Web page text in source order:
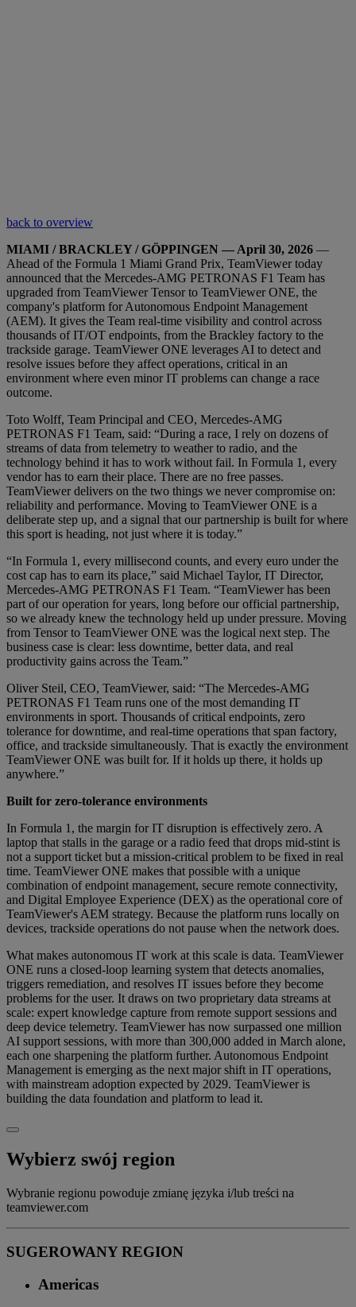
back to overview
MIAMI / BRACKLEY / GÖPPINGEN — April 30, 2026 —
Ahead of the Formula 1 Miami Grand Prix, TeamViewer today
announced that the Mercedes-AMG PETRONAS F1 Team has
upgraded from TeamViewer Tensor to TeamViewer ONE, the
company's platform for Autonomous Endpoint Management
(AEM). It gives the Team real-time visibility and control across
thousands of IT/OT endpoints, from the Brackley factory to the
trackside garage. TeamViewer ONE leverages AI to detect and
resolve issues before they affect operations, critical in an
environment where even minor IT problems can change a race
outcome.
Toto Wolff, Team Principal and CEO, Mercedes-AMG
PETRONAS F1 Team, said: “During a race, I rely on dozens of
streams of data from telemetry to weather to radio, and the
technology behind it has to work without fail. In Formula 1, every
vendor has to earn their place. There are no free passes.
TeamViewer delivers on the two things we never compromise on:
reliability and performance. Moving to TeamViewer ONE is a
deliberate step up, and a signal that our partnership is built for where
this sport is heading, not just where it is today.”
“In Formula 1, every millisecond counts, and every euro under the
cost cap has to earn its place,” said Michael Taylor, IT Director,
Mercedes-AMG PETRONAS F1 Team. “TeamViewer has been
part of our operation for years, long before our official partnership,
so we already knew the technology held up under pressure. Moving
from Tensor to TeamViewer ONE was the logical next step. The
business case is clear: less downtime, better data, and real
productivity gains across the Team.”
Oliver Steil, CEO, TeamViewer, said: “The Mercedes-AMG
PETRONAS F1 Team runs one of the most demanding IT
environments in sport. Thousands of critical endpoints, zero
tolerance for downtime, and real-time operations that span factory,
office, and trackside simultaneously. That is exactly the environment
TeamViewer ONE was built for. If it holds up there, it holds up
anywhere.”
Built for zero-tolerance environments
In Formula 1, the margin for IT disruption is effectively zero. A
laptop that stalls in the garage or a radio feed that drops mid-stint is
not a support ticket but a mission-critical problem to be fixed in real
time. TeamViewer ONE makes that possible with a unique
combination of endpoint management, secure remote connectivity,
and Digital Employee Experience (DEX) as the operational core of
TeamViewer's AEM strategy. Because the platform runs locally on
devices, trackside operations do not pause when the network does.
What makes autonomous IT work at this scale is data. TeamViewer
ONE runs a closed-loop learning system that detects anomalies,
triggers remediation, and resolves IT issues before they become
problems for the user. It draws on two proprietary data streams at
scale: expert knowledge capture from remote support sessions and
deep device telemetry. TeamViewer has now surpassed one million
AI support sessions, with more than 300,000 added in March alone,
each one sharpening the platform further. Autonomous Endpoint
Management is emerging as the next major shift in IT operations,
with mainstream adoption expected by 2029. TeamViewer is
building the data foundation and platform to lead it.
Wybierz swój region
Wybranie regionu powoduje zmianę języka i/lub treści na
teamviewer.com
SUGEROWANY REGION
Americas